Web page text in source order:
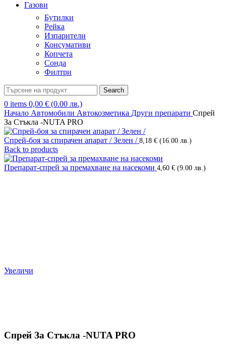
Газови
Бутилки
Рейка
Изпарители
Консумативи
Копчета
Сонда
Филтри
Search
0 items 0,00 € (0.00 лв.)
Начало Автомобили Автокозметика Други препарати Спрей
За Стъкла -NUTA PRO
Спрей-боя за спирачен апарат / Зелен / 8,18 € (16.00 лв.)
Back to products
Препарат-спрей за премахване на насекоми 4,60 € (9.00 лв.)
Увеличи
Спрей За Стъкла -NUTA PRO